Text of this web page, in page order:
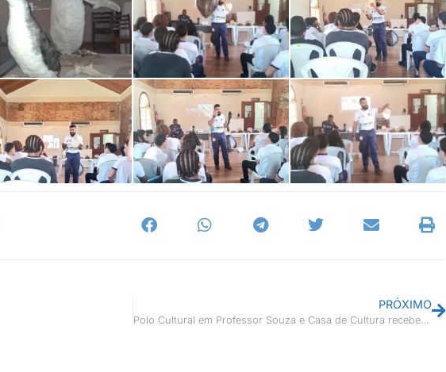
PRÓXIMO
Polo Cultural em Professor Souza e Casa de Cultura recebem visita